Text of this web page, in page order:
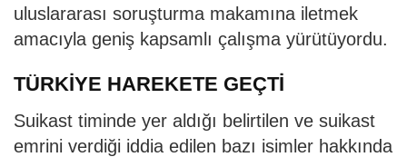
uluslararası soruşturma makamına iletmek
amacıyla geniş kapsamlı çalışma yürütüyordu.
TÜRKİYE HAREKETE GEÇTİ
Suikast timinde yer aldığı belirtilen ve suikast
emrini verdiği iddia edilen bazı isimler hakkında